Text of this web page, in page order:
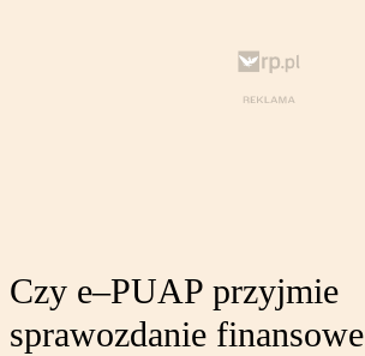
Czy e–PUAP przyjmie
sprawozdanie finansowe